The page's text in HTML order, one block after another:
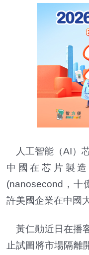
人工智能（AI）
中國在芯片製
(nanosecond，十
許美國企業在中國
黃仁勛近日在播
止試圖將市場隔離